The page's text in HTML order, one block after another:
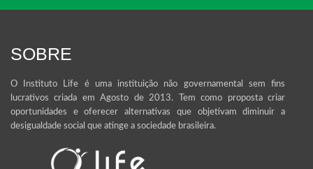
SOBRE
O Instituto Life é uma instituição não governamental sem fins
lucrativos criada em Agosto de 2013. Tem como proposta criar
oportunidades e oferecer alternativas que objetivam diminuir a
desigualdade social que atinge a sociedade brasileira.